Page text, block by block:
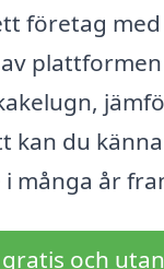
företag
kan du
många år
och